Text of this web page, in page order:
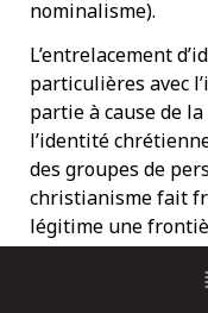
nominalisme).
L’entrelacement
particulières avec
partie à cause de
l’identité
des groupes de
christianisme fait
légitime une
Bible appelle le
Samuel 14.13 ;